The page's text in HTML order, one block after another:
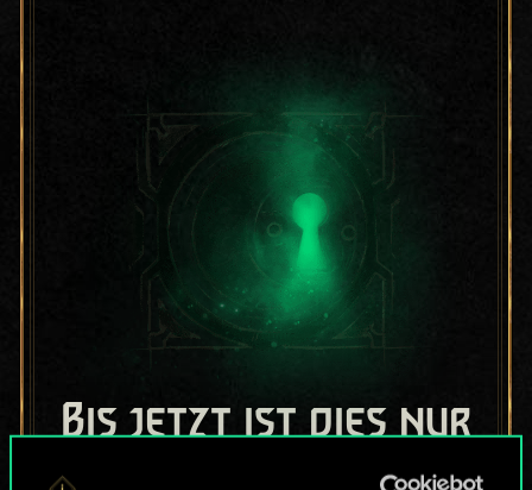
Bis jetzt ist dies nur
ein geteilter Satz